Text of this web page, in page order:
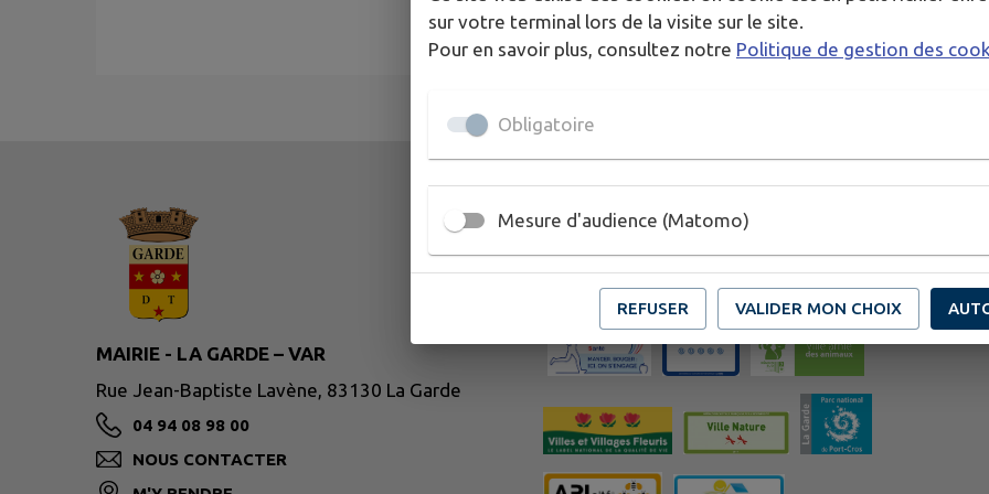
MAIRIE - LA GARDE – VAR
Rue Jean-Baptiste Lavène, 83130 La Garde
04 94 08 98 00
NOUS CONTACTER
Horaires de la mairie
et de 13h30 à 17h30.
sur votre terminal lors de la visite sur le site.
Pour en savoir plus, consultez notre Politique de gestion des
Obligatoire
Mesure d'audience (Matomo)
REFUSER VALIDER MON CHOIX